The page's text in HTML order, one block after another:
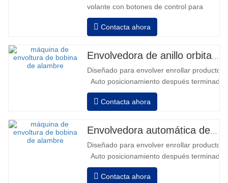
volante con botones de control para
avanzar y retroceder • Operación fuera
de la columna • 2 baterías serie 12V /
batería llena 120-130 palets • Cargador
tiempo de carga aprox. 8-10h…
Contacta ahora
Diseñado para envolver enrollar
Auto posicionamiento después
velocidad, estiramiento fuerza puede ser
Neumático superior plato a prensa
Contacta ahora
Diseñado para envolver enrollar
Auto posicionamiento después
velocidad, estiramiento fuerza puede ser
Neumático superior plato a prensa
Contacta ahora